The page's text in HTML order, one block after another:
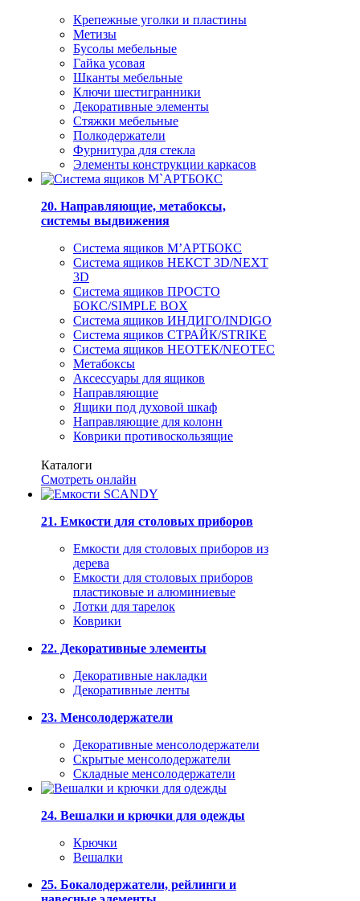
Крепежные уголки и пластины
Метизы
Бусолы мебельные
Гайка усовая
Шканты мебельные
Ключи шестигранники
Декоративные элементы
Стяжки мебельные
Полкодержатели
Фурнитура для стекла
Элементы конструкции каркасов
20. Направляющие, метабоксы,
системы выдвижения
Система ящиков М’АРТБОКС
Система ящиков НЕКСТ 3D/NEXT
3D
Система ящиков ПРОСТО
БОКС/SIMPLE BOX
Система ящиков ИНДИГО/INDIGO
Система ящиков СТРАЙК/STRIKE
Система ящиков НЕОТЕК/NEOTEC
Метабоксы
Аксессуары для ящиков
Направляющие
Ящики под духовой шкаф
Направляющие для колонн
Коврики противоскользящие
Каталоги
Смотреть онлайн
21. Емкости для столовых приборов
Емкости для столовых приборов из
дерева
Емкости для столовых приборов
пластиковые и алюминиевые
Лотки для тарелок
Коврики
22. Декоративные элементы
Декоративные накладки
Декоративные ленты
23. Менсолодержатели
Декоративные менсолодержатели
Скрытые менсолодержатели
Складные менсолодержатели
24. Вешалки и крючки для одежды
Крючки
Вешалки
25. Бокалодержатели, рейлинги и